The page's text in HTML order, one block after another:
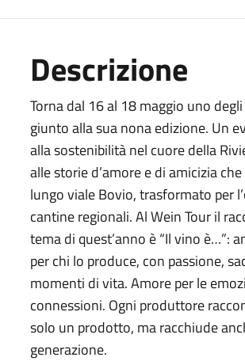
Descrizione
Torna dal 16 al 18 maggio uno
giunto alla sua nona edizione. Un
alla sostenibilità nel cuore della
alle storie d’amore e di amicizia
lungo viale Bovio, trasformato per
cantine regionali. Al Wein Tour il
tema di quest’anno è “Il vino è…”:
per chi lo produce, con passione,
momenti di vita. Amore per le
connessioni. Ogni produttore
solo un prodotto, ma racchiude
generazione.